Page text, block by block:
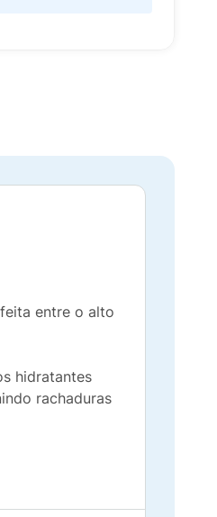
entre o alto
hidratantes
rachaduras